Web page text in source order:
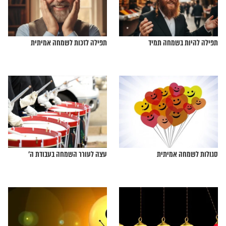
שמוביל לשמחה? ככה תשמחו באמת לקראת פורים